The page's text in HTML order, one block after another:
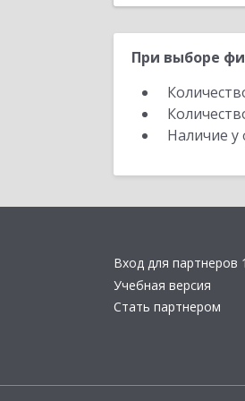
При выборе
Наличие у
Вход для партнеров
Учебная версия
Стать партнером